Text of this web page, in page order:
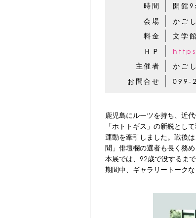
時間
開館
会場
かご
料金
文学
ＨＰ
主催者
かご
お問合せ
099-
鹿児島にルーツを持ち、近
「ホトトギス」の新鋭とし
運動を牽引しました。戦後
聞」俳壇欄の選者も長く務
本展では、92歳で没するま
期間中、ギャラリートーク